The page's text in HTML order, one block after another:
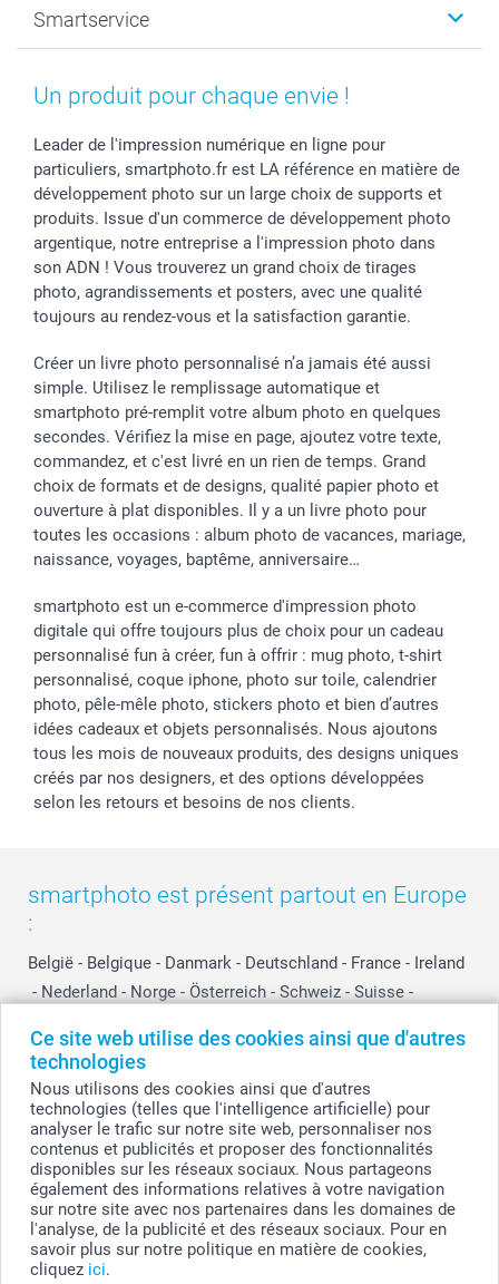
Ce site web utilise des cookies ainsi que d'autres
technologies
Nous utilisons des cookies ainsi que d'autres
technologies (telles que l'intelligence artificielle) pour
analyser le trafic sur notre site web, personnaliser nos
contenus et publicités et proposer des fonctionnalités
disponibles sur les réseaux sociaux. Nous partageons
également des informations relatives à votre navigation
sur notre site avec nos partenaires dans les domaines de
l'analyse, de la publicité et des réseaux sociaux. Pour en
savoir plus sur notre politique en matière de cookies,
cliquez ici.
Faire-part & Cartes
Coques smartphone
Cadres photo & accessoires déco
Dénicheur d'idées cadeau
Naissance & baptême
Fête des Mères
Communion
Baptême
Toussaint
Rentrée des classes
Saint-Valentin
Vacances
Plan du site
Droit de rétraction
Vie privée
Gestion des cookies
Tarifs
Partenariats & Influence
Investisseurs
Smartservice
Aide
smartfriends
Livraison
Modes de paiement
Grandes quantités
Statut de ma commande
Un produit pour chaque envie !
Leader de l'impression numérique en ligne pour
particuliers, smartphoto.fr est LA référence en matière de
développement photo sur un large choix de supports et
produits. Issue d'un commerce de développement photo
argentique, notre entreprise a l'impression photo dans
son ADN ! Vous trouverez un grand choix de tirages
photo, agrandissements et posters, avec une qualité
toujours au rendez-vous et la satisfaction garantie.
Créer un livre photo personnalisé n’a jamais été aussi
simple. Utilisez le remplissage automatique et
smartphoto pré-remplit votre album photo en quelques
secondes. Vérifiez la mise en page, ajoutez votre texte,
commandez, et c'est livré en un rien de temps. Grand
choix de formats et de designs, qualité papier photo et
ouverture à plat disponibles. Il y a un livre photo pour
toutes les occasions : album photo de vacances, mariage,
naissance, voyages, baptême, anniversaire…
smartphoto est un e-commerce d'impression photo
digitale qui offre toujours plus de choix pour un cadeau
personnalisé fun à créer, fun à offrir : mug photo, t-shirt
personnalisé, coque iphone, photo sur toile, calendrier
photo, pêle-mêle photo, stickers photo et bien d’autres
idées cadeaux et objets personnalisés. Nous ajoutons
tous les mois de nouveaux produits, des designs uniques
créés par nos designers, et des options développées
selon les retours et besoins de nos clients.
smartphoto est présent partout en Europe
:
België - Belgique - Danmark - Deutschland - France - Ireland
- Nederland - Norge - Österreich - Schweiz - Suisse -
Other Countries
© smartphoto group. Tous droits réservés
smartphoto group SA.
Siège social : Kwatrechtsteenweg 160, 9230 Wetteren, Belgique
Numéro de TVA BE 0405.706.755
Numéro d'entreprise 0405.706.755.
Tous les prix sont en EURO (€), TVA incluse et hors frais de port.